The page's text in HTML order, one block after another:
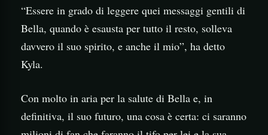
“Essere in grado di leggere quei messaggi gentili di
Bella, quando è esausta per tutto il resto, solleva
davvero il suo spirito, e anche il mio”, ha detto
Kyla.
Con molto in aria per la salute di Bella e, in
definitiva, il suo futuro, una cosa è certa: ci saranno